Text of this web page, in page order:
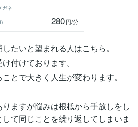
ネ
280円/分
たいと望まれる人はこちら。
付けております。
とで大きく人生が変わります。
ますが悩みは根柢から手放しをし
て同じことを繰り返してしまいま